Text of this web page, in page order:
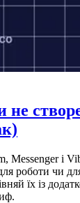
Messenger і
роботи чи
їх із